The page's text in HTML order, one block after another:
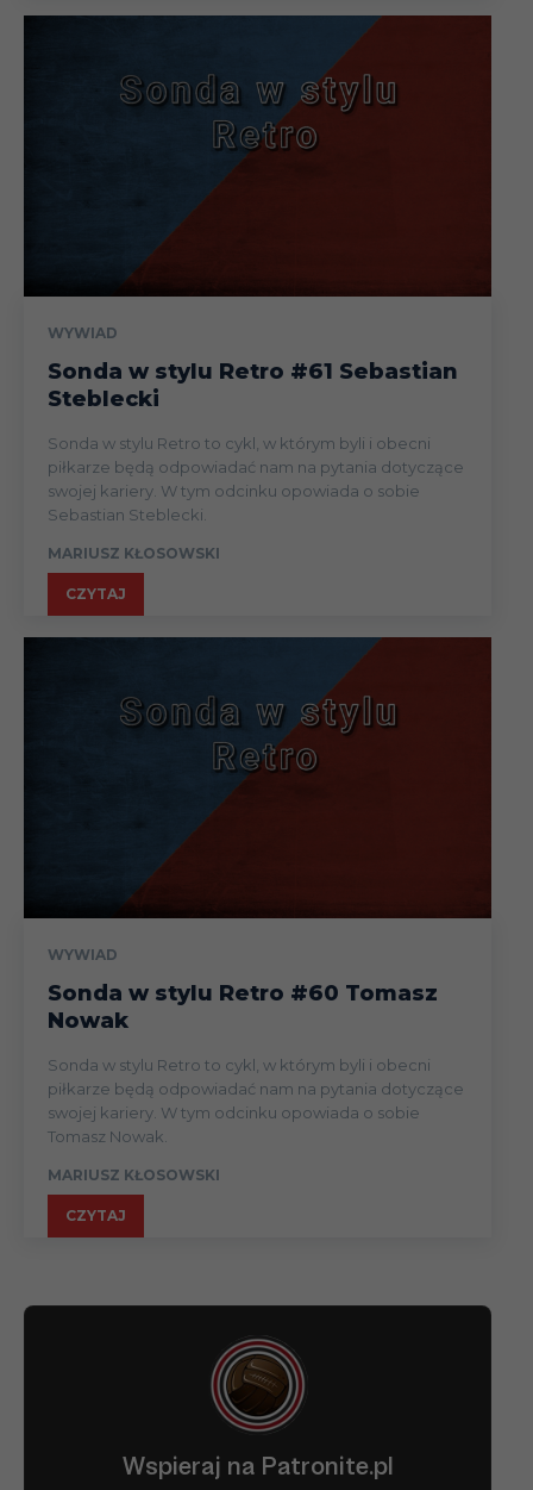
WYWIAD
Sonda w stylu Retro #61 Sebastian
Steblecki
Sonda w stylu Retro to cykl, w którym byli i obecni
piłkarze będą odpowiadać nam na pytania dotyczące
swojej kariery. W tym odcinku opowiada o sobie
Sebastian Steblecki.
MARIUSZ KŁOSOWSKI
CZYTAJ
WYWIAD
Sonda w stylu Retro #60 Tomasz
Nowak
Sonda w stylu Retro to cykl, w którym byli i obecni
piłkarze będą odpowiadać nam na pytania dotyczące
swojej kariery. W tym odcinku opowiada o sobie
Tomasz Nowak.
MARIUSZ KŁOSOWSKI
CZYTAJ